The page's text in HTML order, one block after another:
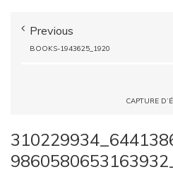
Previous
BOOKS-1943625_1920
CAPTURE